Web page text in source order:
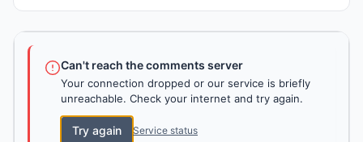
Can't reach the comments server
Your connection dropped or our service is briefly
unreachable. Check your internet and try again.
Try again Service status